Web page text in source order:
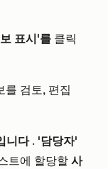
표시'를 클릭
를 검토, 편집
니다 . '담당자'
트에 할당할 사